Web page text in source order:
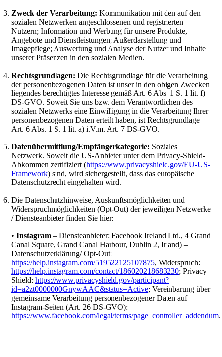
Zweck der Verarbeitung: Kommunikation mit den auf den
sozialen Netzwerken angeschlossenen und registrierten
Nutzern; Information und Werbung für unsere Produkte,
Angebote und Dienstleistungen; Außerdarstellung und
Imagepflege; Auswertung und Analyse der Nutzer und Inhalte
unserer Präsenzen in den sozialen Medien.
Rechtsgrundlagen: Die Rechtsgrundlage für die Verarbeitung
der personenbezogenen Daten ist unser in den obigen Zwecken
liegendes berechtigtes Interesse gemäß Art. 6 Abs. 1 S. 1 lit. f)
DS-GVO. Soweit Sie uns bzw. dem Verantwortlichen des
sozialen Netzwerks eine Einwilligung in die Verarbeitung Ihrer
personenbezogenen Daten erteilt haben, ist Rechtsgrundlage
Art. 6 Abs. 1 S. 1 lit. a) i.V.m. Art. 7 DS-GVO.
Datenübermittlung/Empfängerkategorie: Soziales
Netzwerk. Soweit die US-Anbieter unter dem Privacy-Shield-
Abkommen zertifiziert (https://www.privacyshield.gov/EU-US-
Framework) sind, wird sichergestellt, dass das europäische
Datenschutzrecht eingehalten wird.
Die Datenschutzhinweise, Auskunftsmöglichkeiten und
Widerspruchmöglichkeiten (Opt-Out) der jeweiligen Netzwerke
/ Diensteanbieter finden Sie hier:
• Instagram – Diensteanbieter: Facebook Ireland Ltd., 4 Grand
Canal Square, Grand Canal Harbour, Dublin 2, Irland) –
Datenschutzerklärung/ Opt-Out:
https://help.instagram.com/519522125107875, Widerspruch:
https://help.instagram.com/contact/186020218683230; Privacy
Shield: https://www.privacyshield.gov/participant?
id=a2zt0000000GnywAAC&status=Active; Vereinbarung über
gemeinsame Verarbeitung personenbezogener Daten auf
Instagram-Seiten (Art. 26 DS-GVO):
https://www.facebook.com/legal/terms/page_controller_addendum.